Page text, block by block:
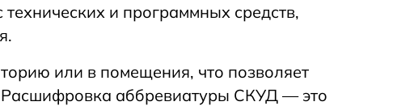
и программных средств,
или в помещения, что позволяет
аббревиатуры СКУД — это